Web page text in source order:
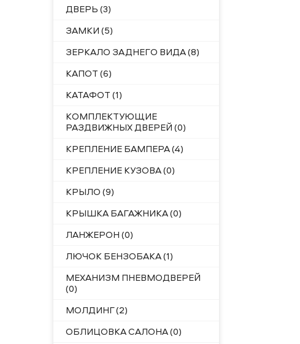
ДВЕРЬ (3)
ЗАМКИ (5)
ЗЕРКАЛО ЗАДНЕГО ВИДА (8)
КАПОТ (6)
КАТАФОТ (1)
КОМПЛЕКТУЮЩИЕ
РАЗДВИЖНЫХ ДВЕРЕЙ (0)
КРЕПЛЕНИЕ БАМПЕРА (4)
КРЕПЛЕНИЕ КУЗОВА (0)
КРЫЛО (9)
КРЫШКА БАГАЖНИКА (0)
ЛАНЖЕРОН (0)
ЛЮЧОК БЕНЗОБАКА (1)
МЕХАНИЗМ ПНЕВМОДВЕРЕЙ
(0)
МОЛДИНГ (2)
ОБЛИЦОВКА САЛОНА (0)